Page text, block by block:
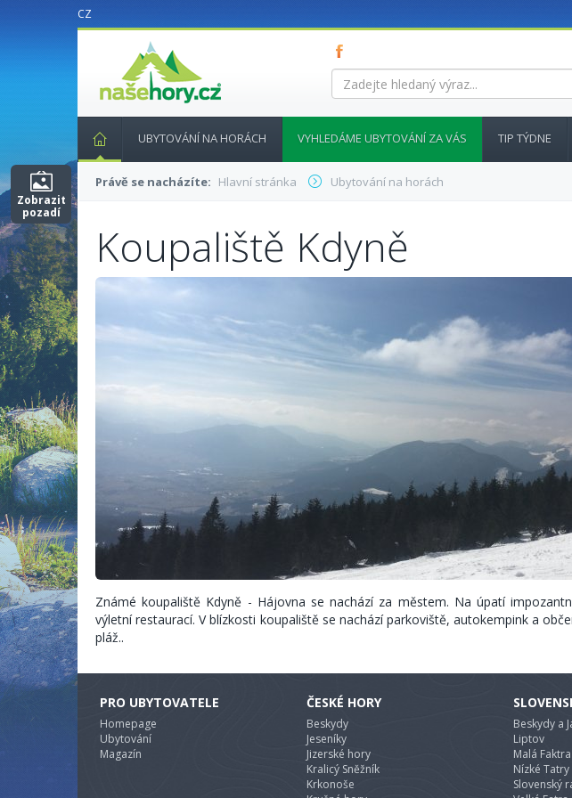
CZ
nasehory.cz
Zadejte
hledaný
UBYTOVÁNÍ NA HORÁCH VYHLEDÁME UBYTOVÁNÍ ZA VÁS TIP TÝDNE
Právě se nacházíte: Hlavní stránka Ubytování na horách
Koupaliště Kdyně
Známé koupaliště Kdyně - Hájovna se nachází za městem. Na úpatí
výletní restaurací. V blízkosti koupaliště se nachází parkoviště, autokempink a
pláž..
PRO UBYTOVATELE
Homepage
Ubytování
Magazín
ČESKÉ HORY
Beskydy
Jeseníky
Jizerské hory
Kralicý Sněžník
Krkonoše
Beskydy a
Liptov
Malá Faktra
Nízké Tatry
Slovenský
Zobrazit
pozadí